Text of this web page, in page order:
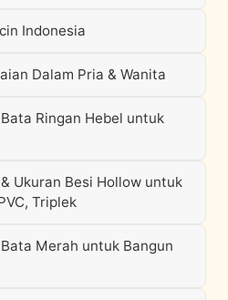
Indonesia
Dalam Pria & Wanita
Ringan Hebel untuk
Ukuran Besi Hollow untuk
Triplek
Merah untuk Bangun